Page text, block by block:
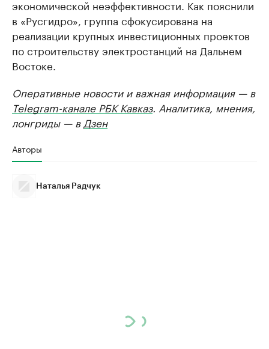
экономической неэффективности. Как пояснили
в «Русгидро», группа сфокусирована на
реализации крупных инвестиционных проектов
по строительству электростанций на Дальнем
Востоке.
Оперативные новости и важная информация — в
Telegram-канале РБК Кавказ. Аналитика, мнения,
лонгриды — в Дзен
Авторы
Наталья Радчук